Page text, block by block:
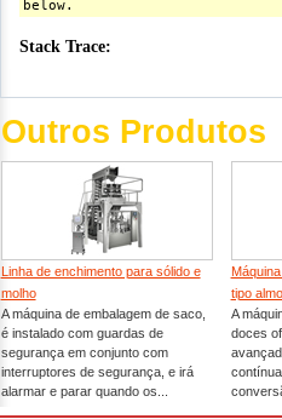
Outros Produtos
Linha de enchimento para sólido e
molho
A máquina de embalagem de saco,
é instalado com guardas de
segurança em conjunto com
interruptores de segurança, e irá
alarmar e parar quando os...
tipo
A
doces